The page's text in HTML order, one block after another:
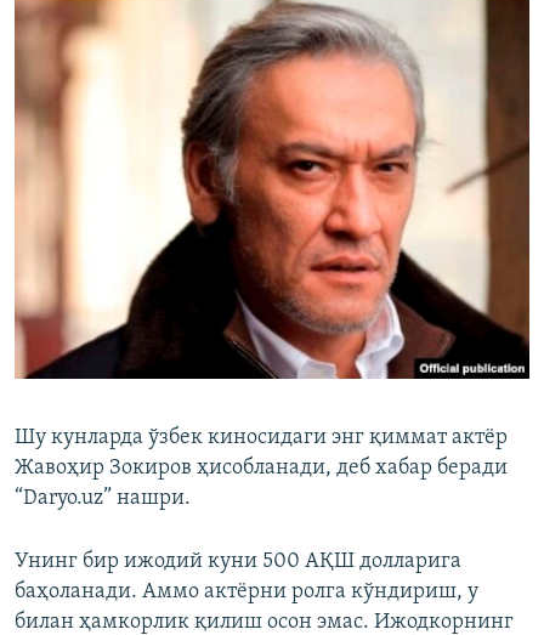
Шу кунларда ўзбек киносидаги энг қиммат актёр
Жавоҳир Зокиров ҳисобланади, деб хабар беради
“Daryo.uz” нашри.
Унинг бир ижодий куни 500 АҚШ долларига
баҳоланади. Аммо актёрни ролга кўндириш, у
билан ҳамкорлик қилиш осон эмас. Ижодкорнинг